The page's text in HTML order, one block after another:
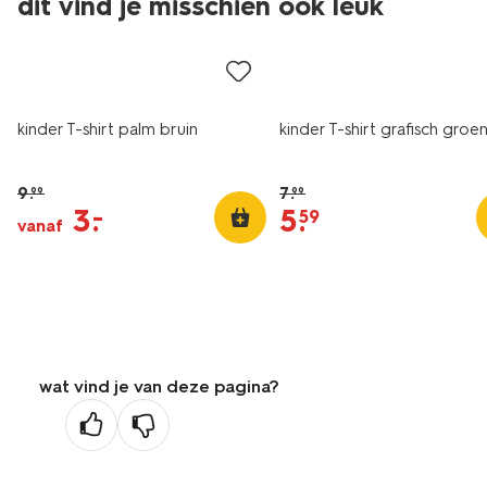
sale
kinder T-shirt palm bruin
9.99
vanaf 3.
–
sale
kinder T-shirt grafisch
7.99
5.
59
wat vind je van deze pagina?